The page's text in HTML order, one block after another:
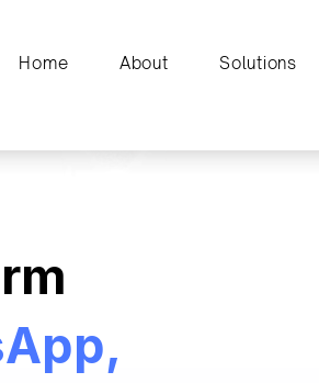
Home About Solutions